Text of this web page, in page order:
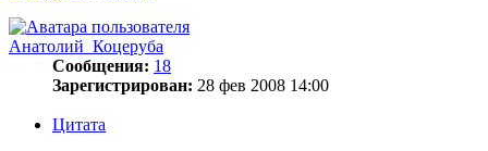
Анатолий_Коцеруба
Сообщения: 18
Зарегистрирован: 28 фев 2008 14:00
Цитата